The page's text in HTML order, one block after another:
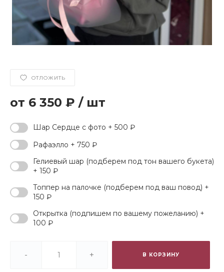
ОТЛОЖИТЬ
6 350 ₽ / шт
Шар Сердце с фото + 500 ₽
Рафаэлло + 750 ₽
Гелиевый шар (подберем под тон вашего букета)
+ 150 ₽
Топпер на палочке (подберем под ваш повод) +
150 ₽
Открытка (подпишем по вашему пожеланию) +
100 ₽
- + В КОРЗИНУ